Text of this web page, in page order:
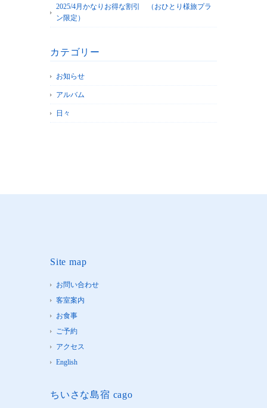
2025/4月かなりお得な割引 （おひとり様旅プラ
ン限定）
カテゴリー
お知らせ
アルバム
日々
Site map
お問い合わせ
客室案内
お食事
ご予約
アクセス
English
ちいさな島宿 cago